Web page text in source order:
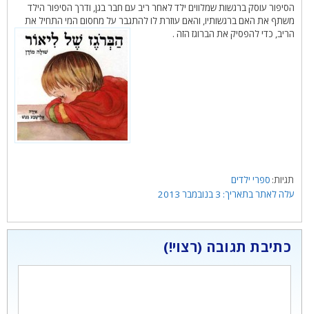
הסיפור עוסק ברגשות שמלווים ילד לאחר ריב עם חבר בגן, ודרך הסיפור הילד
משתף את האם ברגשותיו, והאם עוזרת לו להתגבר על מחסום המי התחיל את
הריב, כדי להפסיק את הברוגז הזה .
תגיות
ספרי ילדים
3 בנובמבר 2013
כתיבת תגובה